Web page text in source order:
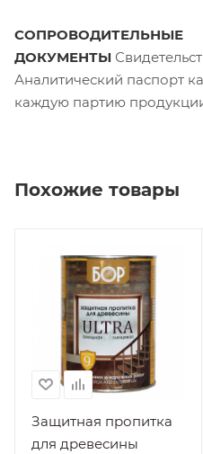
СОПРОВОДИТЕЛЬНЫЕ
ДОКУМЕНТЫ
Аналитический паспорт
каждую партию
Похожие товары
Внутренние,
Наружные
Поверхность
Дерево
Материал
Пропитки
На
подготовленную
Защитная пропитка
для древесины